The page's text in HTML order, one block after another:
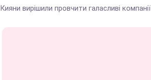
Кияни вирішили провчити галасливi компанiї